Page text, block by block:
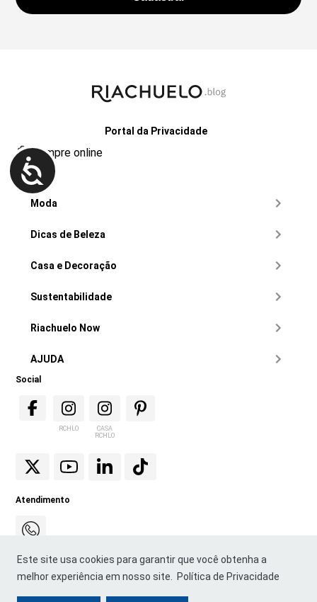
Este site usa cookies para garantir que você obtenha a
melhor experiência em nosso site. Política de Privacidade
Portal da Privacidade
compre online
Moda
Dicas de Beleza
Casa e Decoração
Sustentabilidade
Riachuelo Now
AJUDA
Social
RCHLO
CASA
RCHLO
Atendimento